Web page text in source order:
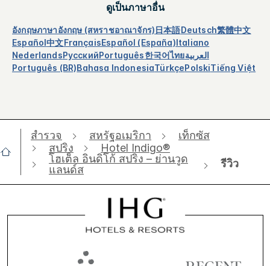
ดูเป็นภาษาอื่น
อังกฤษภาษาอังกฤษ (สหราชอาณาจักร)日本語Deutsch繁體中文
Español中文FrançaisEspañol (España)Italiano
NederlandsРусскийPortuguês한국어ไทยالعربية
Português (BR)Bahasa IndonesiaTürkçePolskiTiếng Việt
สำรวจ สหรัฐอเมริกา
เท็กซัส
สปริง
Hotel Indigo®
โฮเต็ล อินดิโก้ สปริง – ย่านวูด
แลนด์ส
รีวิว